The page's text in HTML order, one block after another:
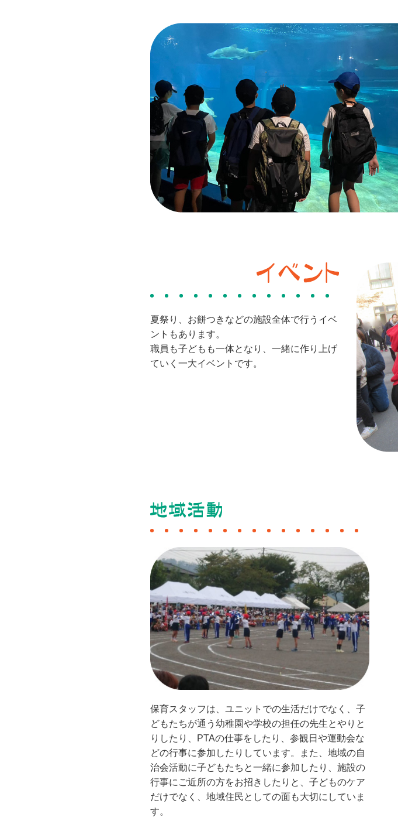
夏祭り、お餅つきなどの施設全体で行うイベ
ントもあります。
職員も子どもも一体となり、一緒に作り上げ
ていく一大イベントです。
保育スタッフは、ユニットでの生活だけでなく、子
どもたちが通う幼稚園や学校の担任の先生とやりと
りしたり、PTAの仕事をしたり、参観日や運動会な
どの行事に参加したりしています。また、地域の自
治会活動に子どもたちと一緒に参加したり、施設の
行事にご近所の方をお招きしたりと、子どものケア
だけでなく、地域住民としての面も大切にしていま
す。